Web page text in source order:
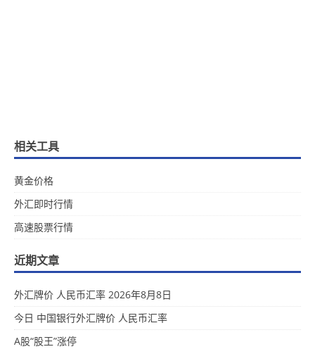
相关工具
黄金价格
外汇即时行情
高速股票行情
近期文章
外汇牌价 人民币汇率 2026年8月8日
今日 中国银行外汇牌价 人民币汇率
A股“股王”涨停